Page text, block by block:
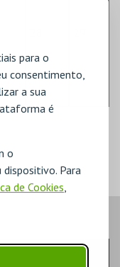
para o
consentimento,
a sua
é
o
Para
de Cookies,
4 5